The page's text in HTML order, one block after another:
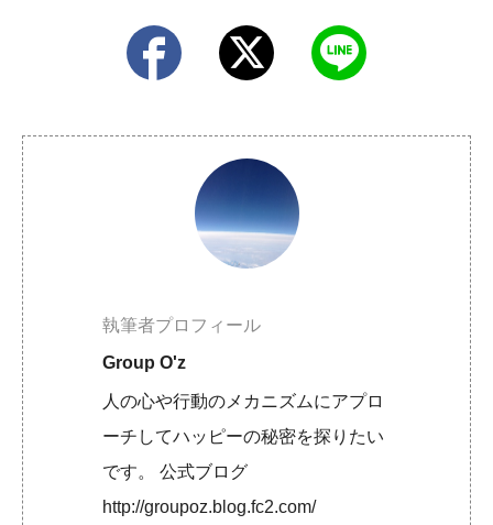
執筆者プロフィール
Group O'z
人の心や行動のメカニズムにアプロ
ーチしてハッピーの秘密を探りたい
です。 公式ブログ
http://groupoz.blog.fc2.com/